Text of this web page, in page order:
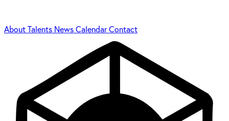
AboutTalents NewsCalendarContact